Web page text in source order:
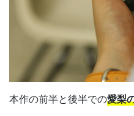
本作の前半と後半での愛梨